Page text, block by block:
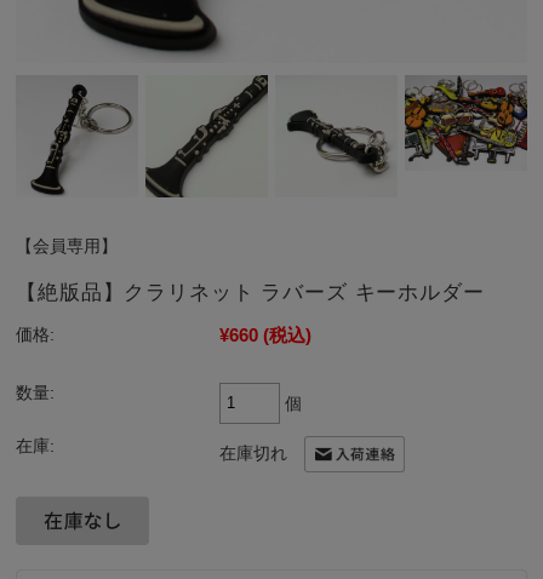
【会員専用】
【絶版品】クラリネット ラバーズ キーホルダー
価格: ¥660 (税込)
数量:
個
在庫: 在庫切れ